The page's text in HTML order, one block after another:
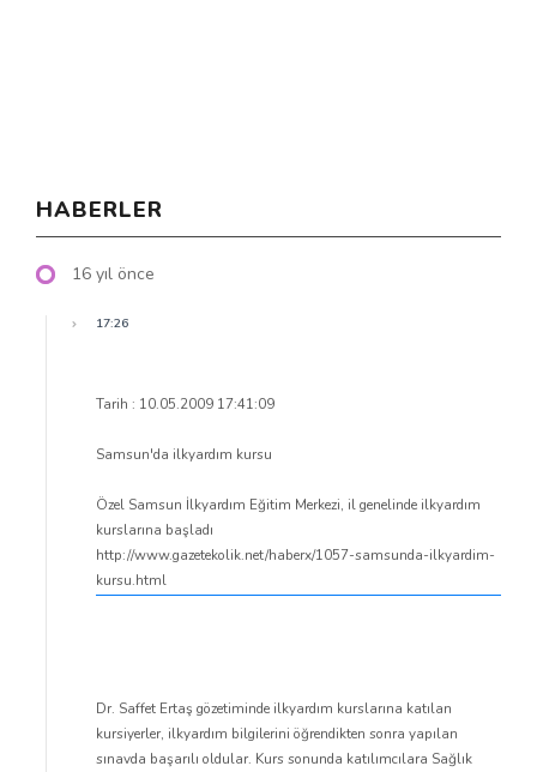
HABERLER
16 yıl önce
17:26
Tarih : 10.05.2009 17:41:09
Samsun'da ilkyardım kursu
Özel Samsun İlkyardım Eğitim Merkezi, il genelinde ilkyardım
kurslarına başladı
http://www.gazetekolik.net/haberx/1057-samsunda-ilkyardim-
kursu.html
Dr. Saffet Ertaş gözetiminde ilkyardım kurslarına katılan
kursiyerler, ilkyardım bilgilerini öğrendikten sonra yapılan
sınavda başarılı oldular. Kurs sonunda katılımcılara Sağlık